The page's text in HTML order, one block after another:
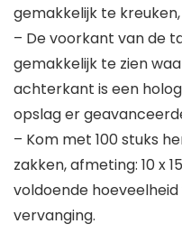
gemakkelijk te
– De voorkant van de
gemakkelijk te zien
achterkant is een
opslag er
– Kom met 100 stuks
zakken, afmeting: 10 x
voldoende
vervanging.